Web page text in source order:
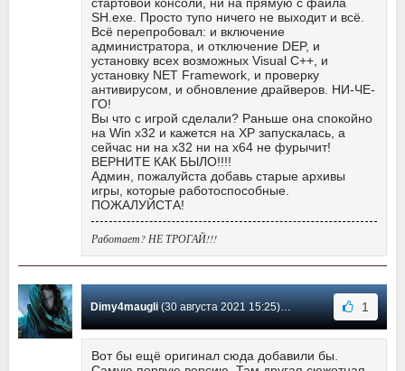
стартовой консоли, ни на прямую с файла
SH.exe. Просто тупо ничего не выходит и всё.
Всё перепробовал: и включение
администратора, и отключение DEP, и
установку всех возможных Visual C++, и
установку NET Framework, и проверку
антивирусом, и обновление драйверов. НИ-ЧЕ-
ГО!
Вы что с игрой сделали? Раньше она спокойно
на Win x32 и кажется на XP запускалась, а
сейчас ни на x32 ни на x64 не фурычит!
ВЕРНИТЕ КАК БЫЛО!!!!
Админ, пожалуйста добавь старые архивы
игры, которые работоспособные.
ПОЖАЛУЙСТА!
Работает? НЕ ТРОГАЙ!!!
Dimy4maugli(30 августа 2021 15:25) Сообщение #39 1
Вот бы ещё оригинал сюда добавили бы.